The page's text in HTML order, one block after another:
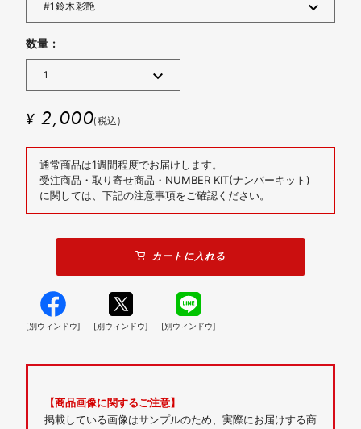
数量 :
¥ 2,000(税込)
通常商品は1週間程度でお届けします。
受注商品・取り寄せ商品・NUMBER KIT(ナンバーキット)
に関しては、下記の注意事項をご確認ください。
カートに入れる
[別ウィンドウ] [別ウィンドウ] [別ウィンドウ]
【商品画像に関するご注意】
掲載している画像はサンプルのため、実際にお届けする商